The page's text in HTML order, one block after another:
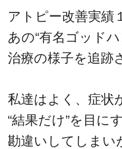
アトピー改善実績
あの“有名ゴッド
治療の様子を追跡
私達はよく、症状
“結果だけ”を目に
勘違いしてしまい